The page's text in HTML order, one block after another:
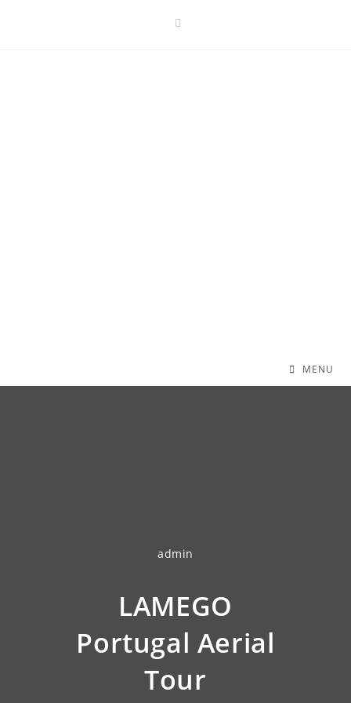
MENU
admin
LAMEGO
Portugal Aerial
Tour